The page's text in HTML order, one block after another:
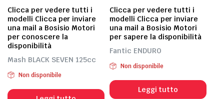
Clicca per vedere tutti i
modelli Clicca per inviare
una mail a Bosisio Motori
per conoscere la
disponibilità
Mash BLACK SEVEN 125cc
Non disponibile
Clicca per vedere tutti i
modelli Clicca per inviare
una mail a Bosisio Motori
per sapere la disponibilità
Fantic ENDURO
Non disponibile
Leggi tutto